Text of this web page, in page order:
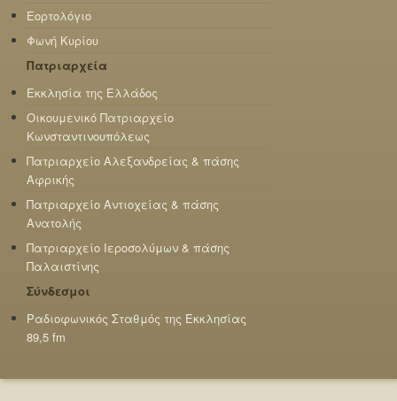
Εορτολόγιο
Φωνή Κυρίου
Πατριαρχεία
Εκκλησία της Ελλάδος
Οικουμενικό Πατριαρχείο
Κωνσταντινουπόλεως
Πατριαρχείο Αλεξανδρείας & πάσης
Αφρικής
Πατριαρχείο Αντιοχείας & πάσης
Ανατολής
Πατριαρχείο Ιεροσολύμων & πάσης
Παλαιστίνης
Σύνδεσμοι
Ραδιοφωνικός Σταθμός της Εκκλησίας
89,5 fm